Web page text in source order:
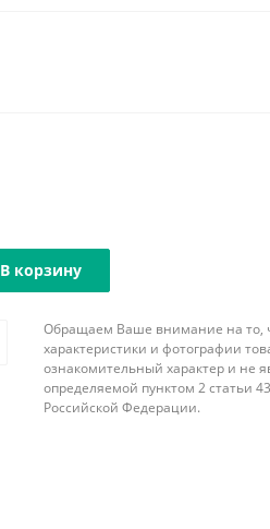
В корзину
Обращаем Ваше внимание на то,
характеристики и фотографии
ознакомительный характер и не
определяемой пунктом 2 статьи
Российской Федерации.